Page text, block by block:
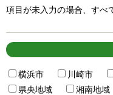
項目が未入力の場合、すべ
横浜市 川崎市
県央地域
湘南地域